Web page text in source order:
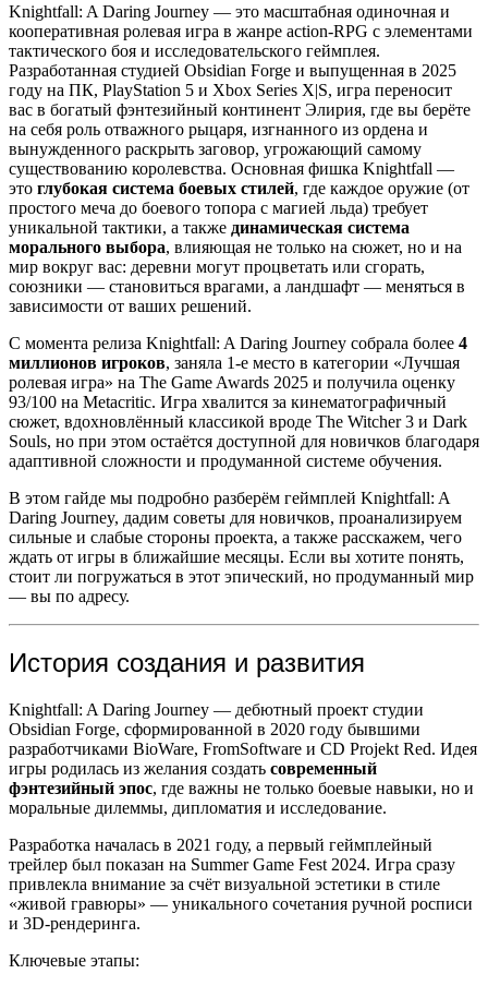
Knightfall: A Daring Journey — это масштабная одиночная и
кооперативная ролевая игра в жанре action-RPG с элементами
тактического боя и исследовательского геймплея.
Разработанная студией Obsidian Forge и выпущенная в 2025
году на ПК, PlayStation 5 и Xbox Series X|S, игра переносит
вас в богатый фэнтезийный континент Элирия, где вы берёте
на себя роль отважного рыцаря, изгнанного из ордена и
вынужденного раскрыть заговор, угрожающий самому
существованию королевства. Основная фишка Knightfall —
это глубокая система боевых стилей, где каждое оружие (от
простого меча до боевого топора с магией льда) требует
уникальной тактики, а также динамическая система
морального выбора, влияющая не только на сюжет, но и на
мир вокруг вас: деревни могут процветать или сгорать,
союзники — становиться врагами, а ландшафт — меняться в
зависимости от ваших решений.
С момента релиза Knightfall: A Daring Journey собрала более 4
миллионов игроков, заняла 1-е место в категории «Лучшая
ролевая игра» на The Game Awards 2025 и получила оценку
93/100 на Metacritic. Игра хвалится за кинематографичный
сюжет, вдохновлённый классикой вроде The Witcher 3 и Dark
Souls, но при этом остаётся доступной для новичков благодаря
адаптивной сложности и продуманной системе обучения.
В этом гайде мы подробно разберём геймплей Knightfall: A
Daring Journey, дадим советы для новичков, проанализируем
сильные и слабые стороны проекта, а также расскажем, чего
ждать от игры в ближайшие месяцы. Если вы хотите понять,
стоит ли погружаться в этот эпический, но продуманный мир
— вы по адресу.
История создания и развития
Knightfall: A Daring Journey — дебютный проект студии
Obsidian Forge, сформированной в 2020 году бывшими
разработчиками BioWare, FromSoftware и CD Projekt Red. Идея
игры родилась из желания создать современный
фэнтезийный эпос, где важны не только боевые навыки, но и
моральные дилеммы, дипломатия и исследование.
Разработка началась в 2021 году, а первый геймплейный
трейлер был показан на Summer Game Fest 2024. Игра сразу
привлекла внимание за счёт визуальной эстетики в стиле
«живой гравюры» — уникального сочетания ручной росписи
и 3D-рендеринга.
Ключевые этапы: